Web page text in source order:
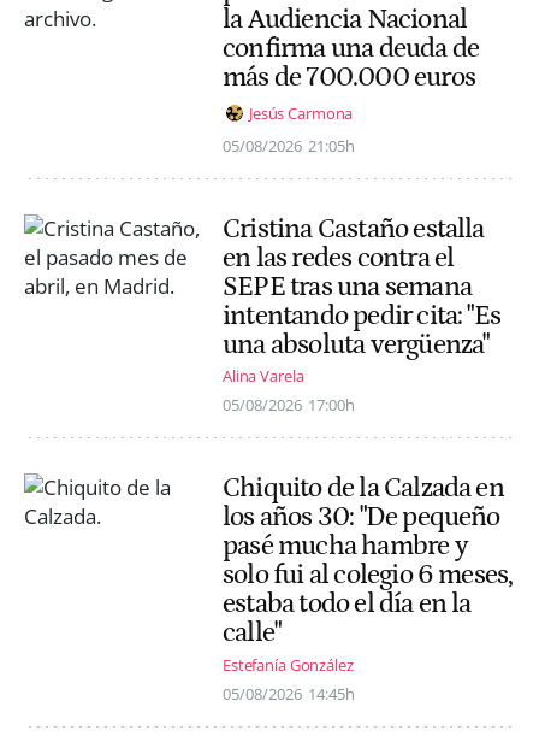
la Audiencia Nacional
confirma una deuda de
más de 700.000 euros
Jesús Carmona
05/08/2026 21:05h
Cristina Castaño estalla
en las redes contra el
SEPE tras una semana
intentando pedir cita: "Es
una absoluta vergüenza"
Alina Varela
05/08/2026 17:00h
Chiquito de la Calzada en
los años 30: "De pequeño
pasé mucha hambre y
solo fui al colegio 6 meses,
estaba todo el día en la
calle"
Estefanía González
05/08/2026 14:45h